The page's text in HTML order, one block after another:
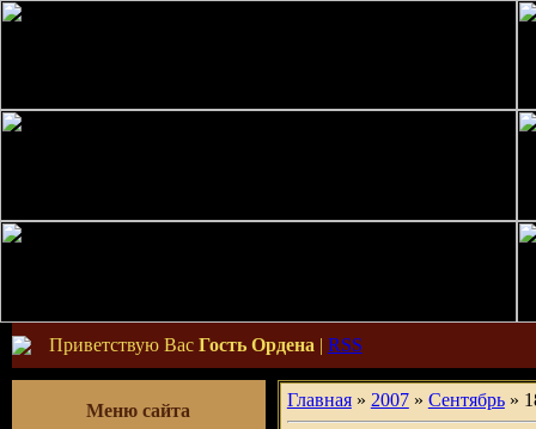
Приветствую Вас Гость Ордена | RSS
Меню сайта
Главная» 2007 » Сентябрь »